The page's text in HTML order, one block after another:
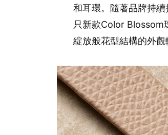
和耳環。隨著品牌持
只新款Color Blossom
綻放般花型結構的外觀